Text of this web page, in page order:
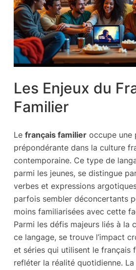
Les Enjeux du
Familier
Le français familier occupe une
prépondérante dans la culture
contemporaine. Ce type de
parmi les jeunes, se distingue
verbes et expressions
parfois sembler déconcertants
moins familiarisées avec cette
Parmi les défis majeurs liés à la
ce langage, se trouve l’impact
et séries qui utilisent le français
refléter la réalité quotidienne. La